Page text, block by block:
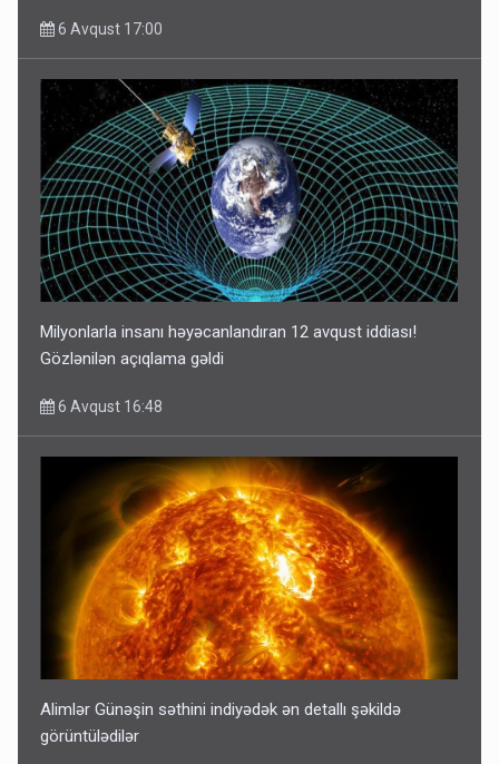
6 Avqust 17:00
Milyonlarla insanı həyəcanlandıran 12 avqust iddiası!
Gözlənilən açıqlama gəldi
6 Avqust 16:48
Alimlər Günəşin səthini indiyədək ən detallı şəkildə
görüntülədilər